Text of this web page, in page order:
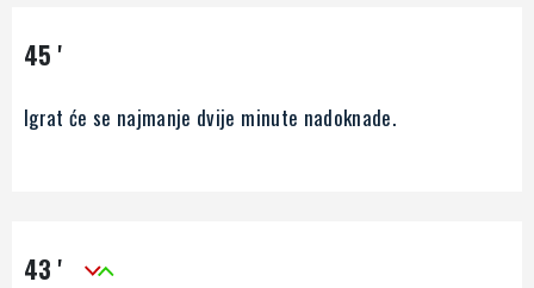
45 '
Igrat će se najmanje dvije minute nadoknade.
43 '